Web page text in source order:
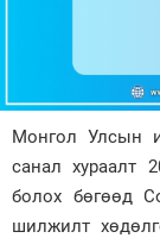
Энтертайнмэнт
Монгол Улсын
санал хураалт
болох бөгөөд
шилжилт